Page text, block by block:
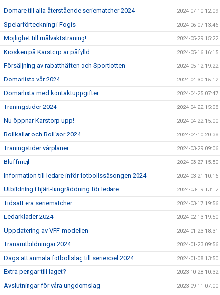
Domare till alla återstående seriematcher 2024 2024-07-10 12:09
Spelarförteckning i Fogis 2024-06-07 13:46
Möjlighet till målvaktsträning! 2024-05-29 15:22
Kiosken på Karstorp är påfylld 2024-05-16 16:15
Försäljning av rabatthäften och Sportlotten 2024-05-12 19:22
Domarlista vår 2024 2024-04-30 15:12
Domarlista med kontaktuppgifter 2024-04-25 07:47
Träningstider 2024 2024-04-22 15:08
Nu öppnar Karstorp upp! 2024-04-22 15:00
Bollkallar och Bollisor 2024 2024-04-10 20:38
Träningstider vårplaner 2024-03-29 09:06
Bluffmejl 2024-03-27 15:50
Information till ledare inför fotbollssäsongen 2024 2024-03-21 10:16
Utbildning i hjärt-lungräddning för ledare 2024-03-19 13:12
Tidsätt era seriematcher 2024-03-17 19:56
Ledarkläder 2024 2024-02-13 19:50
Uppdatering av VFF-modellen 2024-01-23 18:31
Tränarutbildningar 2024 2024-01-23 09:56
Dags att anmäla fotbollslag till seriespel 2024 2024-01-08 13:50
Extra pengar till laget? 2023-10-28 10:32
Avslutningar för våra ungdomslag 2023-09-11 07:00